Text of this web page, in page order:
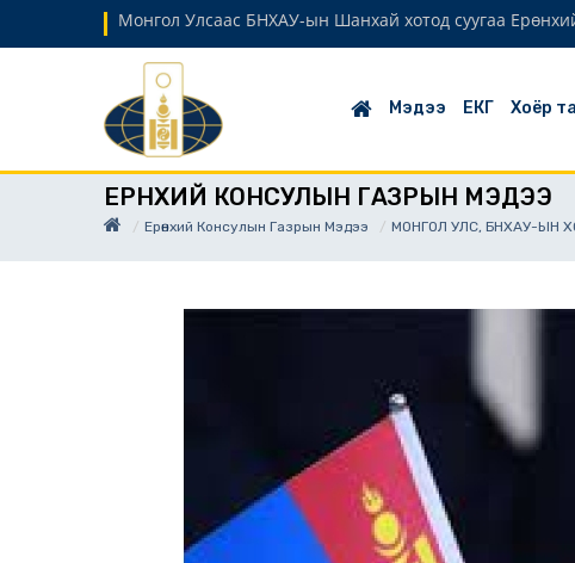
Монгол Улсаас БНХАУ-ын Шанхай хотод суугаа
Мэдээ ЕКГ Хоёр
ЕРӨНХИЙ КОНСУЛЫН ГАЗРЫН МЭДЭЭ
Ерөнхий Консулын Газрын Мэдээ МОНГОЛ УЛС, БНХАУ-ЫН